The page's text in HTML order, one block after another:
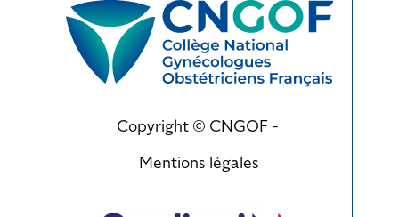
Copyright © CNGOF -
Mentions légales